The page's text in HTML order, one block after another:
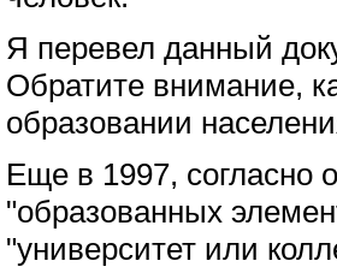
Я перевел данный
Обратите внимание,
образовании
Еще в 1997, согласно
"образованных
"университет или